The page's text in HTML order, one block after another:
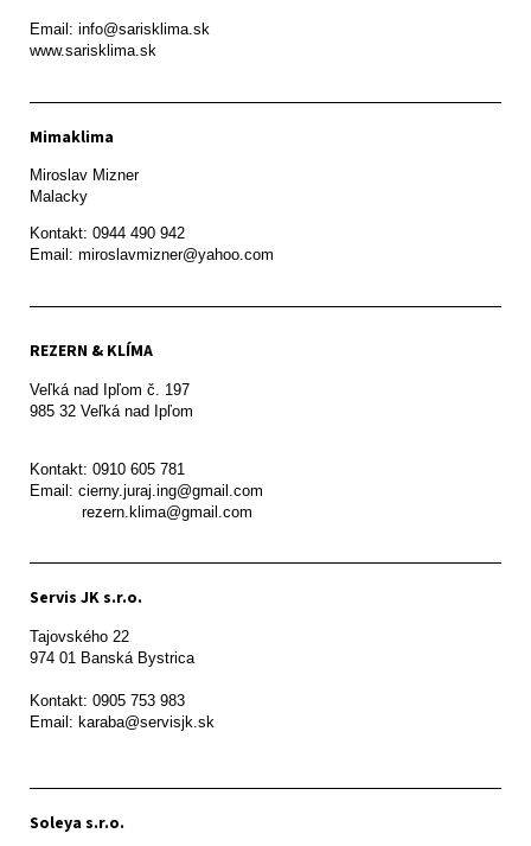
Email: info@sarisklima.sk
www.sarisklima.sk
Mimaklima
Miroslav Mizner
Malacky
Kontakt: 0944 490 942
REZERN & KLÍMA
Veľká nad Ipľom č. 197
985 32 Veľká nad Ipľom
Kontakt: 0910 605 781
Email: cierny.juraj.ing@gmail.com
           rezern.klima@gmail.com
Servis JK s.r.o.
Tajovského 22
974 01 Banská Bystrica
Kontakt: 0905 753 983
Email: karaba@servisjk.sk
Soleya s.r.o.